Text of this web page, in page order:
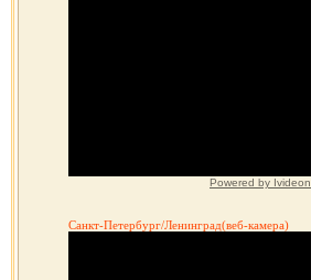
Powered by Ivideon
Санкт-Петербург/Ленинград(веб-камера)